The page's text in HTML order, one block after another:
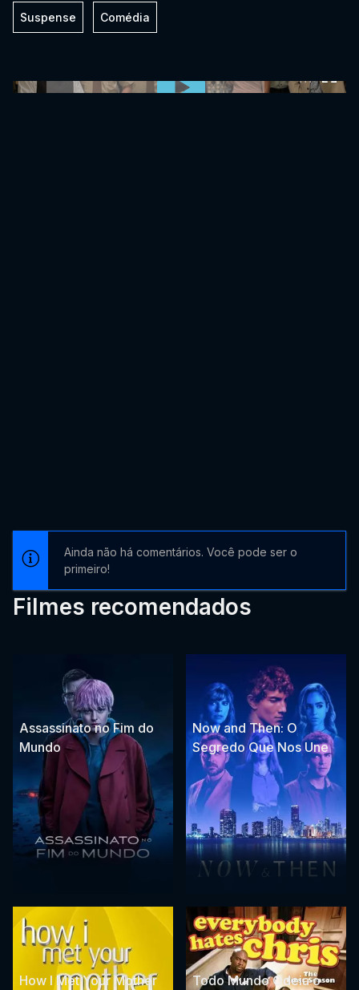
Suspense Comédia
Ainda não há comentários. Você pode ser o
primeiro!
Filmes recomendados
Assassinato no Fim do
Mundo
Now and Then: O
Segredo Que Nos Une
How I Met Your Mother
Todo Mundo Odeia o